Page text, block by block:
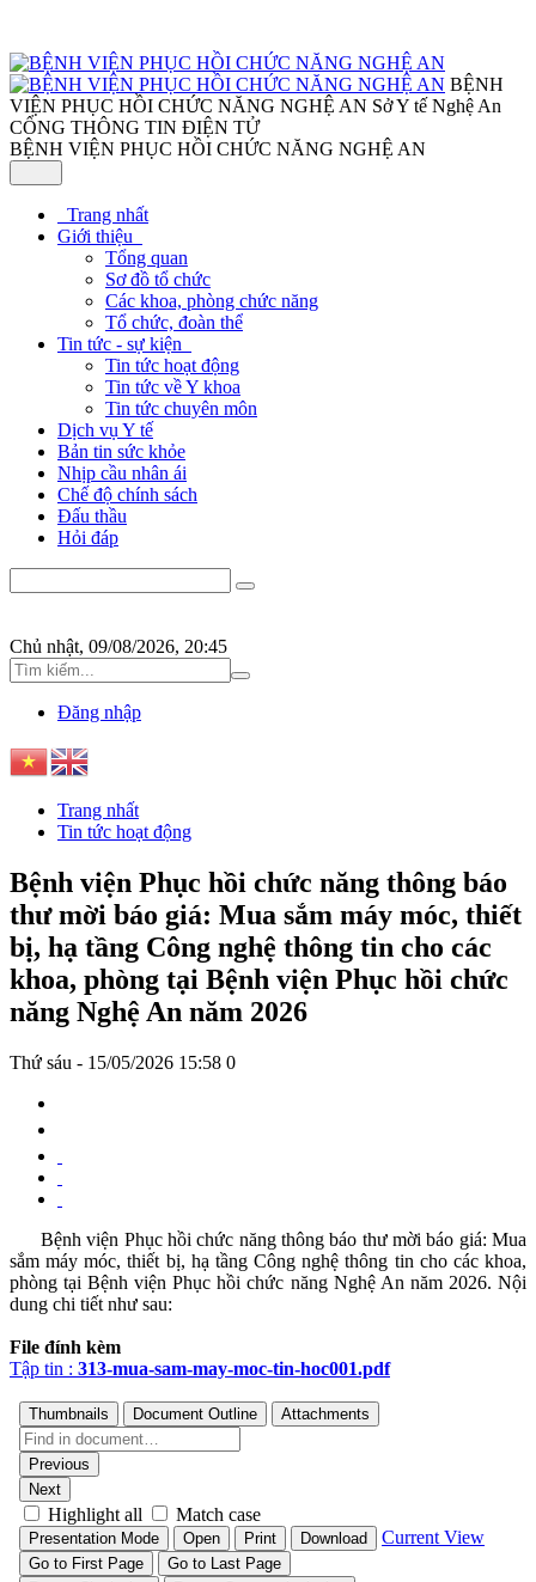
BỆNH
VIỆN PHỤC HỒI CHỨC NĂNG NGHỆ AN Sở Y tế Nghệ An
CỔNG THÔNG TIN ĐIỆN TỬ
BỆNH VIỆN PHỤC HỒI CHỨC NĂNG NGHỆ AN
Trang nhất
Giới thiệu
Tổng quan
Sơ đồ tổ chức
Các khoa, phòng chức năng
Tổ chức, đoàn thể
Tin tức - sự kiện
Tin tức hoạt động
Tin tức về Y khoa
Tin tức chuyên môn
Dịch vụ Y tế
Bản tin sức khỏe
Nhịp cầu nhân ái
Chế độ chính sách
Đấu thầu
Hỏi đáp
Chủ nhật, 09/08/2026, 20:45
Đăng nhập
Trang nhất
Tin tức hoạt động
Bệnh viện Phục hồi chức năng thông báo
thư mời báo giá: Mua sắm máy móc, thiết
bị, hạ tầng Công nghệ thông tin cho các
khoa, phòng tại Bệnh viện Phục hồi chức
năng Nghệ An năm 2026
Thứ sáu - 15/05/2026 15:58 0
Bệnh viện Phục hồi chức năng thông báo thư mời báo giá: Mua
sắm máy móc, thiết bị, hạ tầng Công nghệ thông tin cho các khoa,
phòng tại Bệnh viện Phục hồi chức năng Nghệ An năm 2026. Nội
dung chi tiết như sau:
File đính kèm
Tập tin : 313-mua-sam-may-moc-tin-hoc001.pdf